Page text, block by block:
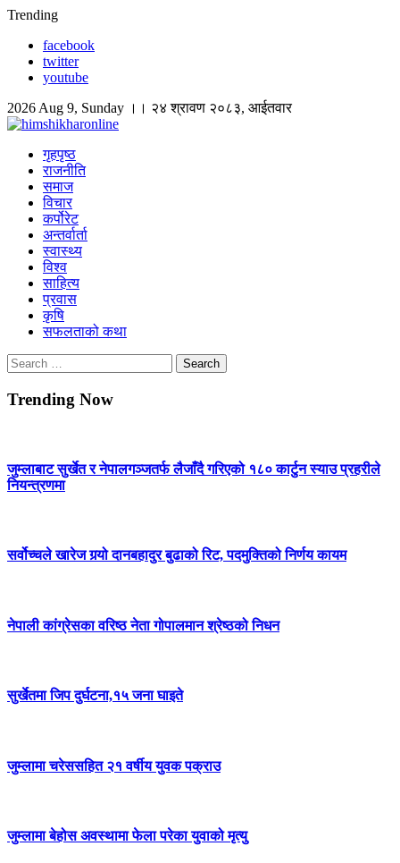
Skip
content
Trending
facebook
twitter
youtube
2026 Aug 9, Sunday ।। २४ श्रावण २०८३, आईतवार
Himshikhar Online
गृहपृष्ठ
राजनीति
समाज
विचार
कर्पोरेट
अन्तर्वार्ता
स्वास्थ्य
विश्व
साहित्य
प्रवास
कृषि
सफलताको कथा
Search
for:
Trending Now
जुम्लाबाट सुर्खेत र नेपालगञ्जतर्फ लैजाँदै गरिएको १८० कार्टुन स्याउ प्रहरीले
नियन्त्रणमा
सर्वोच्चले खारेज गर्‍यो दानबहादुर बुढाको रिट, पदमुक्तिको निर्णय कायम
नेपाली कांग्रेसका वरिष्ठ नेता गोपालमान श्रेष्ठको निधन
सुर्खेतमा जिप दुर्घटना,१५ जना घाइते
जुम्लामा चरेससहित २१ वर्षीय युवक पक्राउ
जुम्लामा बेहोस अवस्थामा फेला परेका युवाको मृत्यु